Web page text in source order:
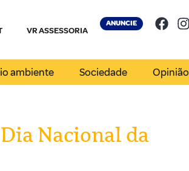
VR ASSESSORIA
ANUNCIE
ambiente Sociedade Opinião
Nacional da